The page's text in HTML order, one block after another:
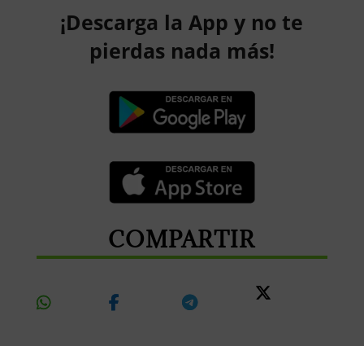
¡Descarga la App y no te
pierdas nada más!
COMPARTIR